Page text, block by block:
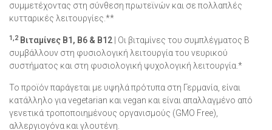
συμμετέχοντας στη σύνθεση πρωτεϊνών και σε πολλαπλές
κυτταρικές λειτουργίες.**
1,2 Βιταμίνες Β1, Β6 & Β12
| Οι βιταμίνες του συμπλέγματος Β
συμβάλλουν στη φυσιολογική λειτουργία του νευρικού
συστήματος και στη φυσιολογική ψυχολογική λειτουργία.*
Το προϊόν παράγεται με υψηλά πρότυπα στη Γερμανία, είναι
κατάλληλο για vegetarian και vegan και είναι απαλλαγμένο από
γενετικά τροποποιημένους οργανισμούς (GMO Free),
αλλεργιογόνα και γλουτένη.